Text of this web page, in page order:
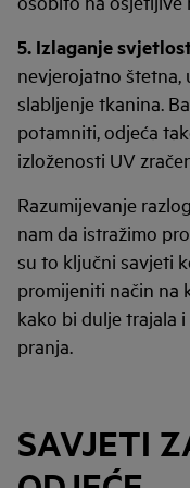
5. Izlaganje
nevjerojatno štetna,
slabljenje tkanina.
potamniti, odjeća
izloženosti UV
Razumijevanje
nam da istražimo
su to ključni savjeti
promijeniti način na
kako bi dulje trajala
pranja.
SAVJETI